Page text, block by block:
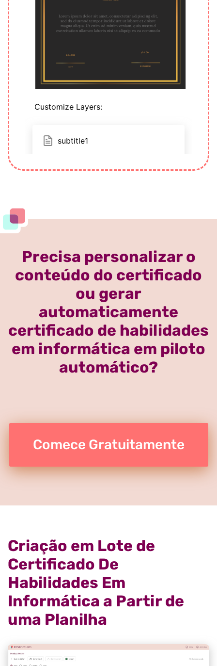
Precisa personalizar o
conteúdo do certificado
ou gerar
automaticamente
certificado de habilidades
em informática em piloto
automático?
Comece Gratuitamente
Criação em Lote de
Certificado De
Habilidades Em
Informática a Partir de
uma Planilha